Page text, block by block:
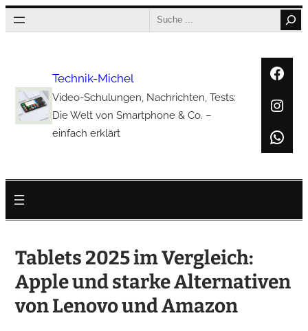
Zum
Inhalt
Search
Technik-Michel
Video-Schulungen, Nachrichten, Tests:
Die Welt von Smartphone & Co. –
einfach erklärt
Tablets 2025 im Vergleich:
Apple und starke Alternativen
von Lenovo und Amazon